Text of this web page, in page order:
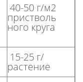
40-50 г/м2
пристволь
ного круга
15-25 г/
растение